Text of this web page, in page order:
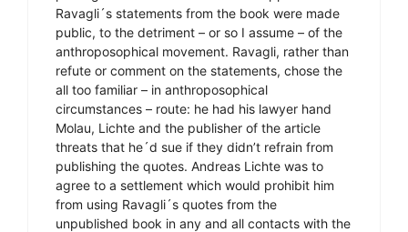
Ravagli´s statements from the book were made
public, to the detriment – or so I assume – of the
anthroposophical movement. Ravagli, rather than
refute or comment on the statements, chose the
all too familiar – in anthroposophical
circumstances – route: he had his lawyer hand
Molau, Lichte and the publisher of the article
threats that he´d sue if they didn’t refrain from
publishing the quotes. Andreas Lichte was to
agree to a settlement which would prohibit him
from using Ravagli´s quotes from the
unpublished book in any and all contacts with the